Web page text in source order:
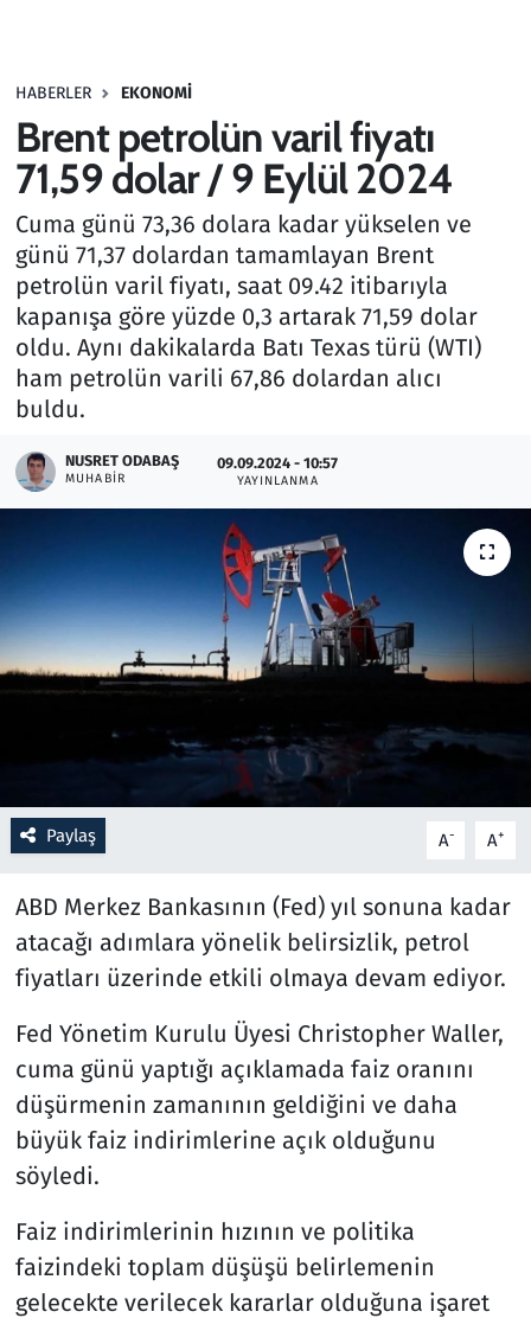
HABERLER EKONOMI
Brent petrolün varil fiyatı
71,59 dolar / 9 Eylül 2024
Cuma günü 73,36 dolara kadar yükselen ve
günü 71,37 dolardan tamamlayan Brent
petrolün varil fiyatı, saat 09.42 itibarıyla
kapanışa göre yüzde 0,3 artarak 71,59 dolar
oldu. Aynı dakikalarda Batı Texas türü (WTI)
ham petrolün varili 67,86 dolardan alıcı
buldu.
NUSRET ODABAŞ
MUHABIR
09.09.2024 - 10:57
YAYINLANMA
Paylaş A- A+
ABD Merkez Bankasının (Fed) yıl sonuna kadar
atacağı adımlara yönelik belirsizlik, petrol
fiyatları üzerinde etkili olmaya devam ediyor.
Fed Yönetim Kurulu Üyesi Christopher Waller,
cuma günü yaptığı açıklamada faiz oranını
düşürmenin zamanının geldiğini ve daha
büyük faiz indirimlerine açık olduğunu
söyledi.
Faiz indirimlerinin hızının ve politika
faizindeki toplam düşüşü belirlemenin
gelecekte verilecek kararlar olduğuna işaret
Haber
Kültür Sanat
Kurumsal Haberler
Lezzet Durağı
Memur ve Kamu
Otomobil
Oyun
Resmi İlanlar
Rüya Tabirleri
Savunma Sanayi
Seçim 2023
Teknoloji ve Bilim